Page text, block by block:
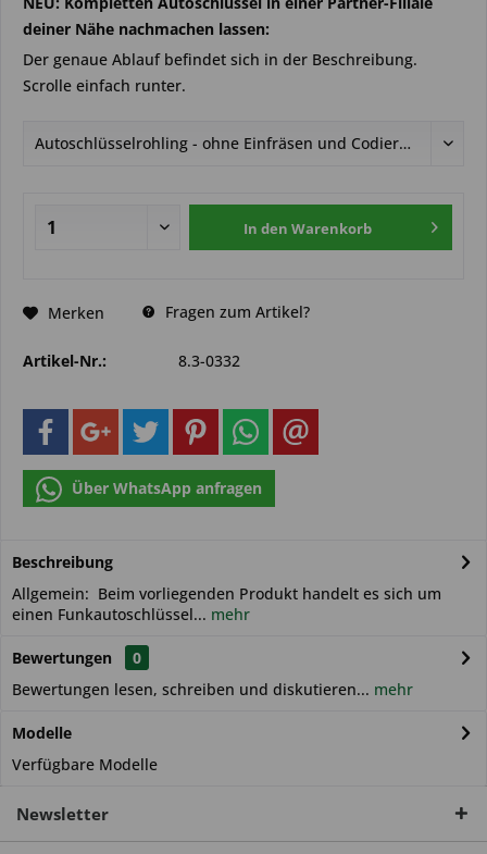
deiner Nähe nachmachen lassen:
Der genaue Ablauf befindet sich in der Beschreibung.
Scrolle einfach runter.
In den Warenkorb
Merken Fragen zum Artikel?
Artikel-Nr.: 8.3-0332
Über WhatsApp anfragen
Beschreibung
Allgemein: Beim vorliegenden Produkt handelt es sich um
einen Funkautoschlüssel... mehr
Bewertungen
0
Bewertungen lesen, schreiben und diskutieren... mehr
Modelle
Verfügbare Modelle
Newsletter